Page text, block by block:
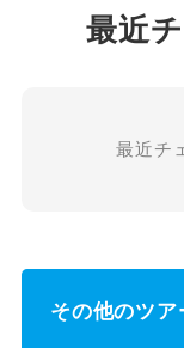
最近
最近チ
その他のツア